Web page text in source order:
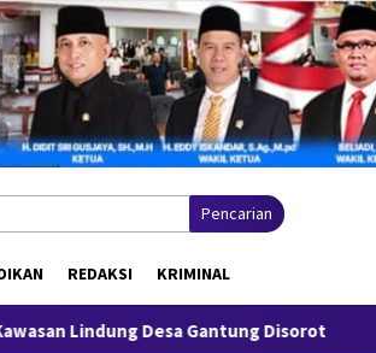
Pencarian
REDAKSI KRIMINAL
Gantung Disorot Miliki Sabu 50